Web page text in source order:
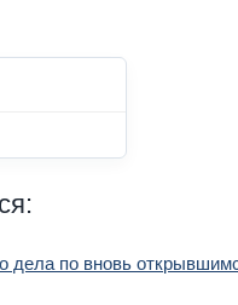
дела по вновь